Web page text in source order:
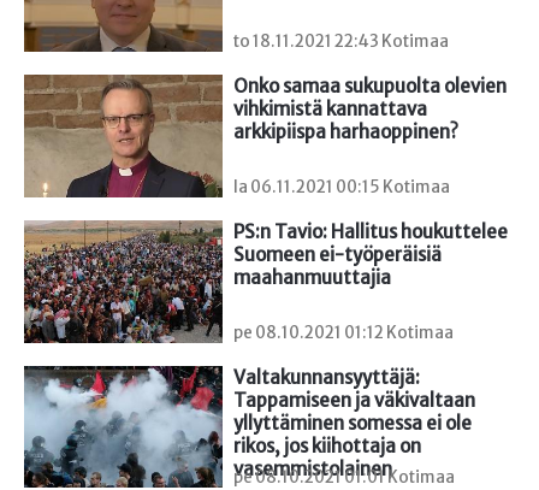
to 18.11.2021 22:43 Kotimaa
Onko samaa sukupuolta olevien
vihkimistä kannattava
arkkipiispa harhaoppinen?
la 06.11.2021 00:15 Kotimaa
PS:n Tavio: Hallitus houkuttelee
Suomeen ei-työperäisiä
maahanmuuttajia
pe 08.10.2021 01:12 Kotimaa
Valtakunnansyyttäjä:
Tappamiseen ja väkivaltaan
yllyttäminen somessa ei ole
rikos, jos kiihottaja on
vasemmistolainen
pe 08.10.2021 01:01 Kotimaa